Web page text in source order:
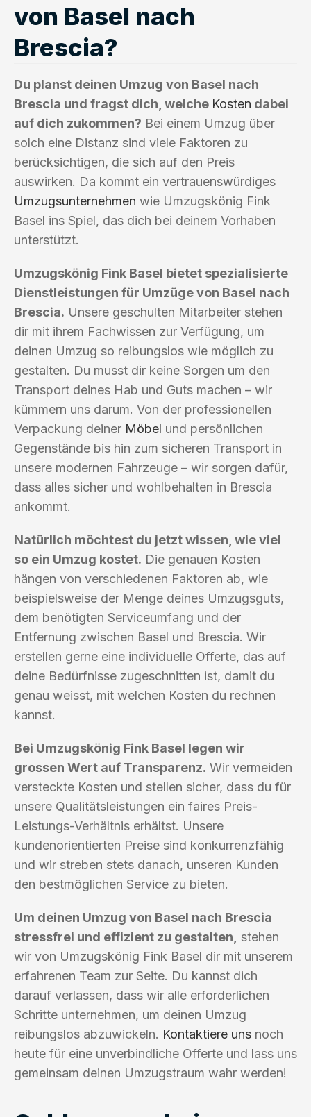
von Basel nach
Brescia?
Du planst deinen Umzug von Basel nach
Brescia und fragst dich, welche Kosten dabei
auf dich zukommen? Bei einem Umzug über
solch eine Distanz sind viele Faktoren zu
berücksichtigen, die sich auf den Preis
auswirken. Da kommt ein vertrauenswürdiges
Umzugsunternehmen wie Umzugskönig Fink
Basel ins Spiel, das dich bei deinem Vorhaben
unterstützt.
Umzugskönig Fink Basel bietet spezialisierte
Dienstleistungen für Umzüge von Basel nach
Brescia. Unsere geschulten Mitarbeiter stehen
dir mit ihrem Fachwissen zur Verfügung, um
deinen Umzug so reibungslos wie möglich zu
gestalten. Du musst dir keine Sorgen um den
Transport deines Hab und Guts machen – wir
kümmern uns darum. Von der professionellen
Verpackung deiner Möbel und persönlichen
Gegenstände bis hin zum sicheren Transport in
unsere modernen Fahrzeuge – wir sorgen dafür,
dass alles sicher und wohlbehalten in Brescia
ankommt.
Natürlich möchtest du jetzt wissen, wie viel
so ein Umzug kostet. Die genauen Kosten
hängen von verschiedenen Faktoren ab, wie
beispielsweise der Menge deines Umzugsguts,
dem benötigten Serviceumfang und der
Entfernung zwischen Basel und Brescia. Wir
erstellen gerne eine individuelle Offerte, das auf
deine Bedürfnisse zugeschnitten ist, damit du
genau weisst, mit welchen Kosten du rechnen
kannst.
Bei Umzugskönig Fink Basel legen wir
grossen Wert auf Transparenz. Wir vermeiden
versteckte Kosten und stellen sicher, dass du für
unsere Qualitätsleistungen ein faires Preis-
Leistungs-Verhältnis erhältst. Unsere
kundenorientierten Preise sind konkurrenzfähig
und wir streben stets danach, unseren Kunden
den bestmöglichen Service zu bieten.
Um deinen Umzug von Basel nach Brescia
stressfrei und effizient zu gestalten,
stehen
wir von Umzugskönig Fink Basel dir mit unserem
erfahrenen Team zur Seite. Du kannst dich
darauf verlassen, dass wir alle erforderlichen
Schritte unternehmen, um deinen Umzug
reibungslos abzuwickeln. Kontaktiere uns noch
heute für eine unverbindliche Offerte und lass uns
gemeinsam deinen Umzugstraum wahr werden!